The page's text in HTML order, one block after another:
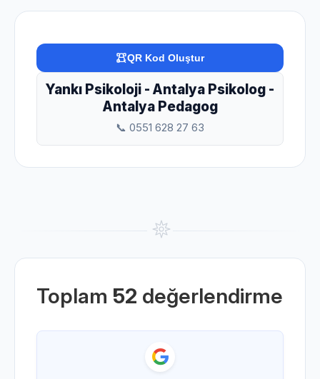
QR Kod Oluştur
Yankı Psikoloji - Antalya Psikolog -
Antalya Pedagog
📞 0551 628 27 63
Toplam 52 değerlendirme